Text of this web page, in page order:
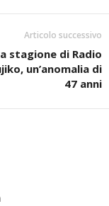
Articolo successivo
stagione di Radio
un’anomalia di
47 anni